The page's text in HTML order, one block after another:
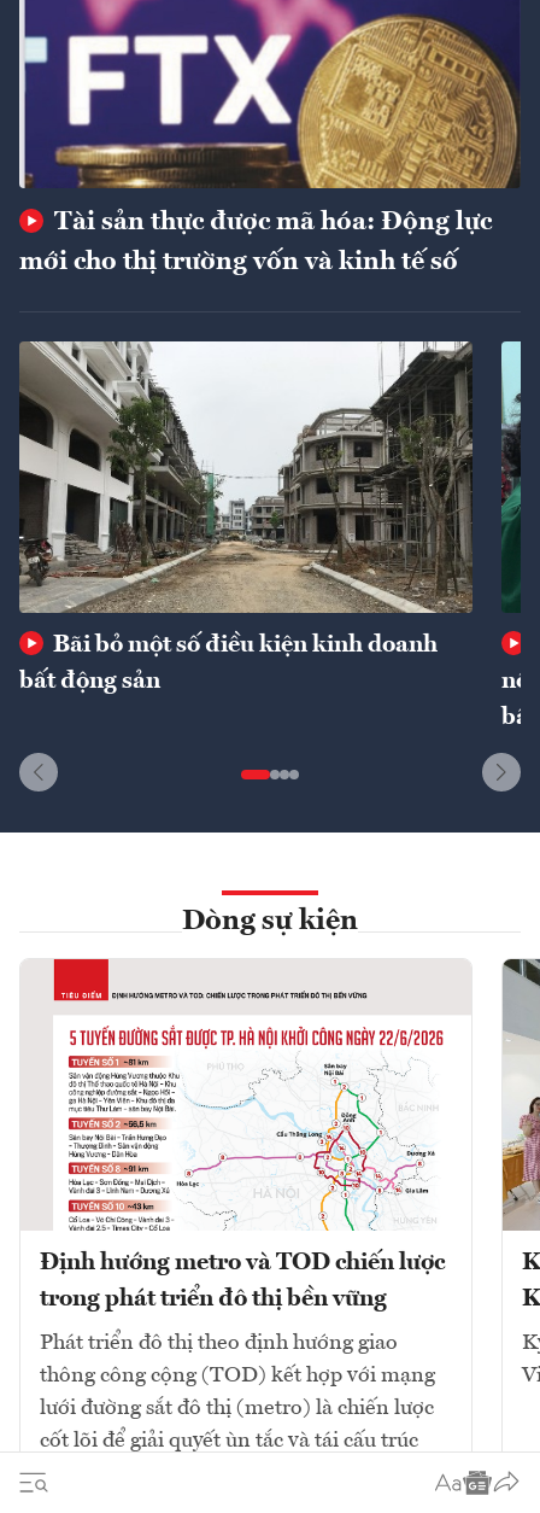
Tài sản thực được mã hóa: Động lực
mới cho thị trường vốn và kinh tế số
Bãi bỏ một số điều kiện kinh doanh
bất động sản
Dòng sự kiện
Định hướng metro và TOD chiến lược
trong phát triển đô thị bền vững
Phát triển đô thị theo định hướng giao
thông công cộng (TOD) kết hợp với mạng
lưới đường sắt đô thị (metro) là chiến lược
cốt lõi để giải quyết ùn tắc và tái cấu trúc
không gian. Mô hình này tập...